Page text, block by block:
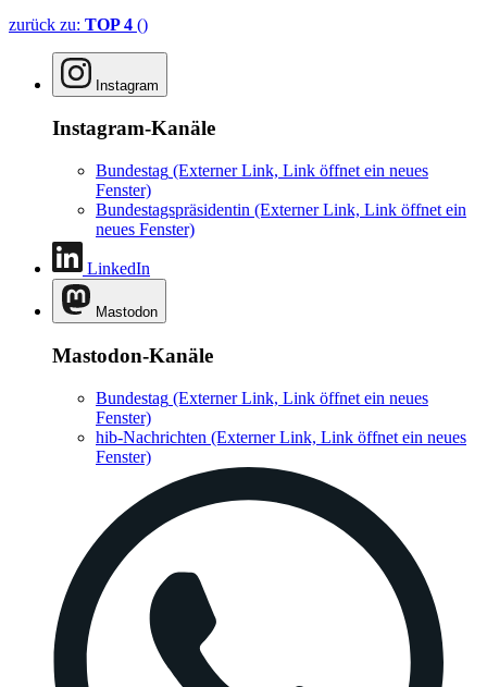
zurück zu: TOP 4 ()
Instagram
Instagram-Kanäle
Bundestag (Externer Link, Link öffnet ein neues
Fenster)
Bundestagspräsidentin (Externer Link, Link öffnet ein
neues Fenster)
LinkedIn
Mastodon
Mastodon-Kanäle
Bundestag (Externer Link, Link öffnet ein neues
Fenster)
hib-Nachrichten (Externer Link, Link öffnet ein neues
Fenster)